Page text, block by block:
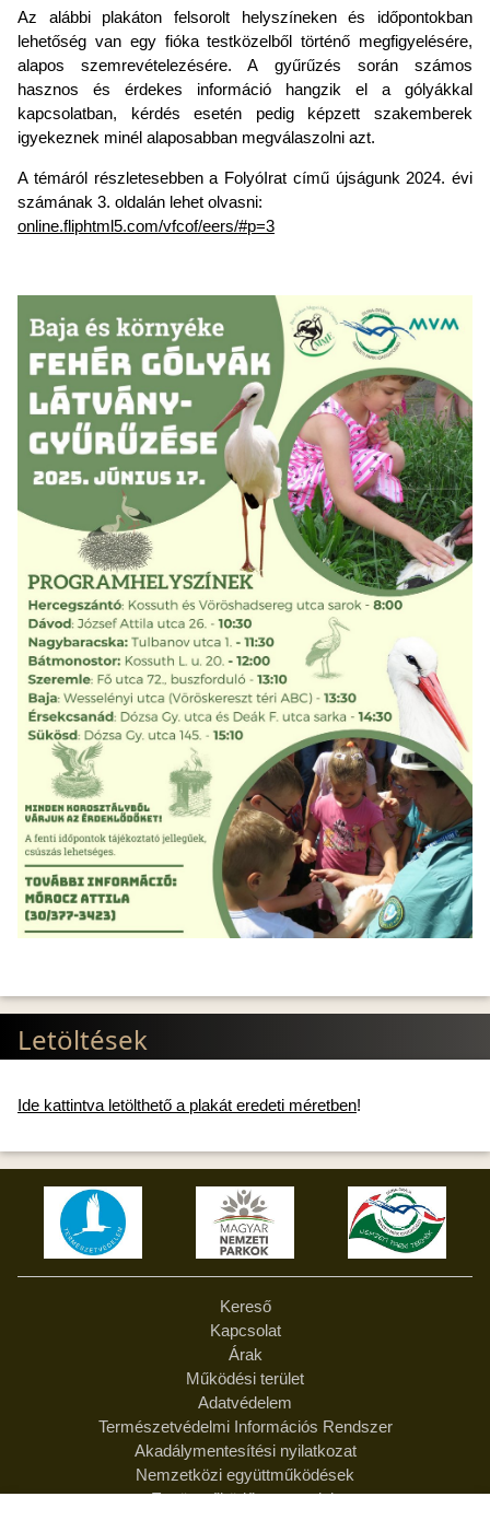
Az alábbi plakáton felsorolt helyszíneken és időpontokban
lehetőség van egy fióka testközelből történő megfigyelésére,
alapos szemrevételezésére. A gyűrűzés során számos
hasznos és érdekes információ hangzik el a gólyákkal
kapcsolatban, kérdés esetén pedig képzett szakemberek
igyekeznek minél alaposabban megválaszolni azt.
A témáról részletesebben a FolyóIrat című újságunk 2024. évi
számának 3. oldalán lehet olvasni:
online.fliphtml5.com/vfcof/eers/#p=3
Letöltések
Ide kattintva letölthető a plakát eredeti méretben!
Kereső
Kapcsolat
Árak
Működési terület
Adatvédelem
Természetvédelmi Információs Rendszer
Akadálymentesítési nyilatkozat
Nemzetközi együttműködések
Együttműködő partnereink